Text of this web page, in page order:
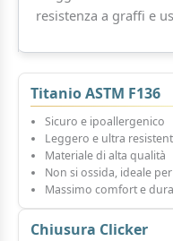
resistenza a graffi e
Titanio ASTM F136
Sicuro e ipoallergenico
Leggero e ultra
Materiale di alta qualità
Non si ossida, ideale
Massimo comfort e
Chiusura Clicker